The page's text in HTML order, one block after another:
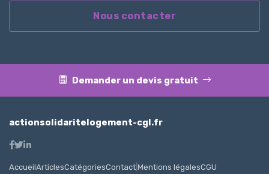
Nous contacter
Demander un devis gratuit
actionsolidaritelogement-cgl.fr
AccueilArticlesCatégoriesContact Mentions légalesCGU